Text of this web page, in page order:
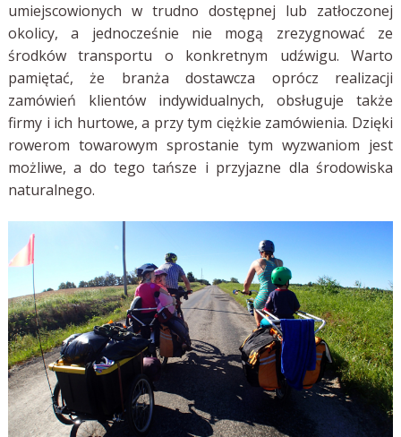
umiejscowionych w trudno dostępnej lub zatłoczonej
okolicy, a jednocześnie nie mogą zrezygnować ze
środków transportu o konkretnym udźwigu. Warto
pamiętać, że branża dostawcza oprócz realizacji
zamówień klientów indywidualnych, obsługuje także
firmy i ich hurtowe, a przy tym ciężkie zamówienia. Dzięki
rowerom towarowym sprostanie tym wyzwaniom jest
możliwe, a do tego tańsze i przyjazne dla środowiska
naturalnego.